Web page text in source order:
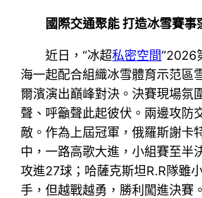
國際交通聚能 打造冰雪賽事
近日，“冰超私密空間”2026
海一起配合組織冰雪體育示范區
爾濱演出巔峰對決。決賽現場氛
聲、呼籲聲此起彼伏。兩邊攻防
敵。作為上屆冠軍，俄羅斯謝卡
中，一路高歌大進，小組賽至半
攻進27球；哈薩克斯坦R.R隊雖
手，但越戰越勇，勝利闖進決賽